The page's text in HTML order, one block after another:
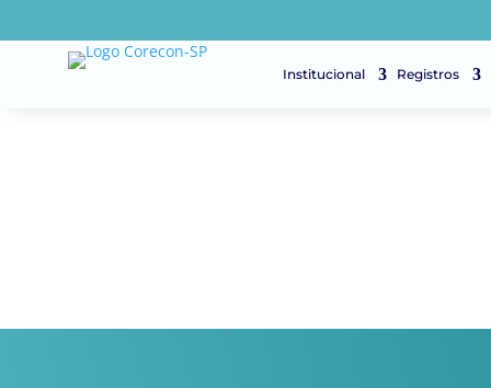
Institucional Registros